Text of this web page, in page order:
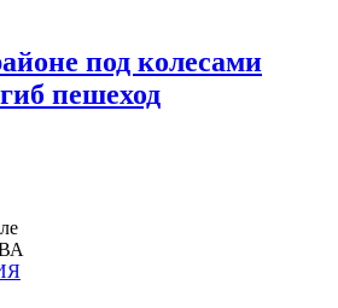
под колесами
пешеход